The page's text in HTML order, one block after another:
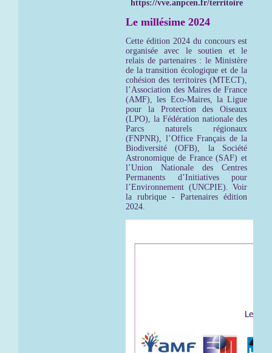
https://vve.anpcen.fr/territoire
Le millésime 2024
Cette édition 2024 du concours est
organisée avec le soutien et le
relais de partenaires : le Ministère
de la transition écologique et de la
cohésion des territoires (MTECT),
l’Association des Maires de France
(AMF), les Eco-Maires, la Ligue
pour la Protection des Oiseaux
(LPO), la Fédération nationale des
Parcs naturels régionaux
(FNPNR), l’Office Français de la
Biodiversité (OFB), la Société
Astronomique de France (SAF) et
l’Union Nationale des Centres
Permanents d’Initiatives pour
l’Environnement (UNCPIE). Voir
la rubrique - Partenaires édition
2024.